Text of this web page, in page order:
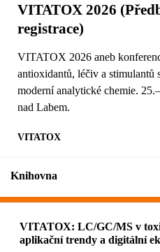
VITATOX 2026
registrace)
VITATOX 2026 aneb
antioxidantů, léčiv a
moderní analytické chemie.
nad Labem.
VITATOX
Knihovna
VITATOX: LC/GC/MS v
aplikační trendy a digitální